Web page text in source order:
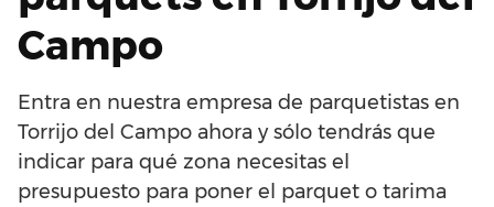
Campo
Entra en nuestra empresa de parquetistas en
Torrijo del Campo ahora y sólo tendrás que
indicar para qué zona necesitas el
presupuesto para poner el parquet o tarima